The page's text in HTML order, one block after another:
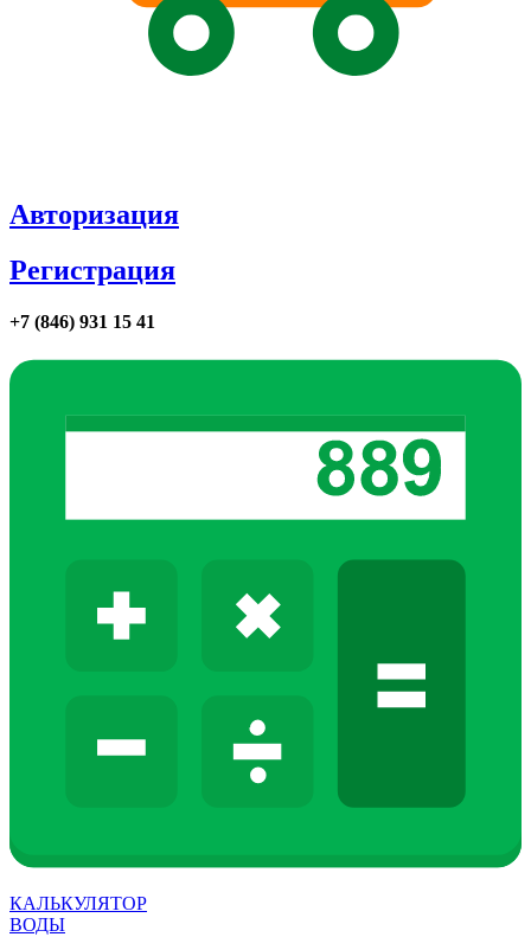
Авторизация
Регистрация
+7 (846) 931 15 41
КАЛЬКУЛЯТОР
ВОДЫ